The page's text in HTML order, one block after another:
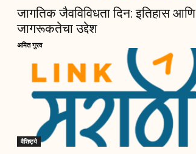
जागतिक जैवविविधता दिन: इतिहास आणि
जागरूकतेचा उद्देश
अमित गुरव
वैशिष्ट्ये